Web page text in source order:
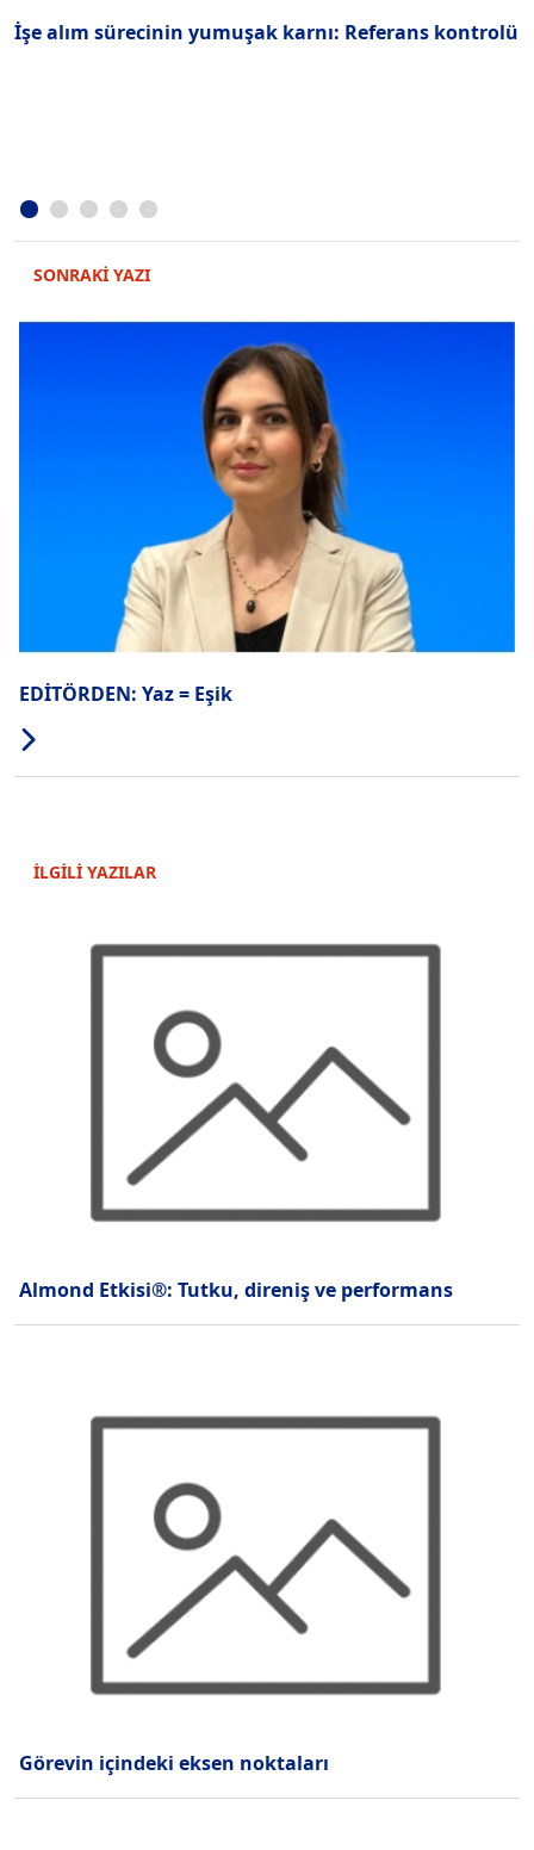
İşe alım sürecinin yumuşak karnı: Referans kontrolü
SONRAKİ YAZI
EDİTÖRDEN: Yaz = Eşik
İLGİLİ YAZILAR
Almond Etkisi®: Tutku, direniş ve performans
Görevin içindeki eksen noktaları